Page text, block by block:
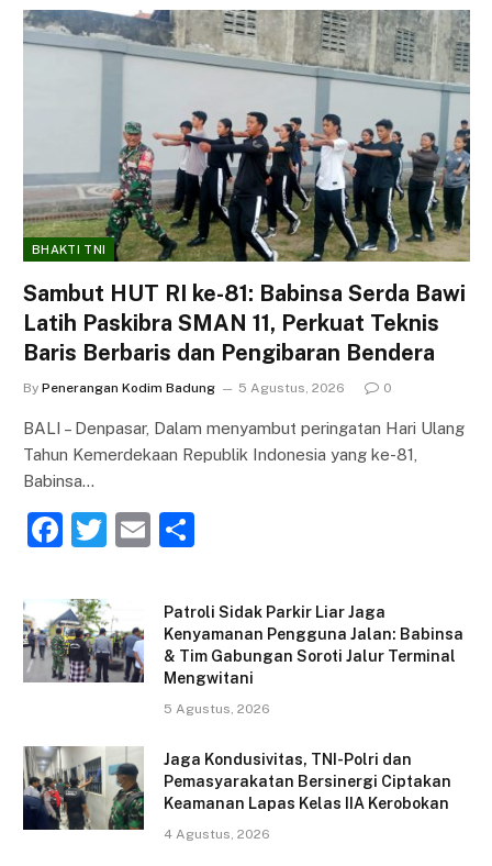
BHAKTI TNI
Sambut HUT RI ke-81: Babinsa Serda Bawi
Latih Paskibra SMAN 11, Perkuat Teknis
Baris Berbaris dan Pengibaran Bendera
By Penerangan Kodim Badung 5 Agustus, 2026 0
BALI – Denpasar, Dalam menyambut peringatan Hari Ulang
Tahun Kemerdekaan Republik Indonesia yang ke-81,
Babinsa…
F
c
e
b
o
k
T
itt
er
E
ai ar
e
Patroli Sidak Parkir Liar Jaga
Kenyamanan Pengguna Jalan: Babinsa
& Tim Gabungan Soroti Jalur Terminal
Mengwitani
5 Agustus, 2026
Jaga Kondusivitas, TNI-Polri dan
Pemasyarakatan Bersinergi Ciptakan
Keamanan Lapas Kelas IIA Kerobokan
4 Agustus, 2026